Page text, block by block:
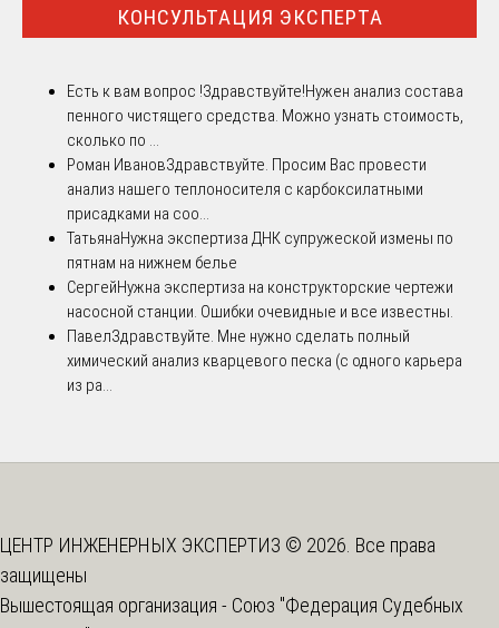
КОНСУЛЬТАЦИЯ ЭКСПЕРТА
Есть к вам вопрос !Здравствуйте!Нужен анализ состава
пенного чистящего средства. Можно узнать стоимость,
сколько по ...
Роман ИвановЗдравствуйте. Просим Вас провести
анализ нашего теплоносителя с карбоксилатными
присадками на соо...
ТатьянаНужна экспертиза ДНК супружеской измены по
пятнам на нижнем белье
СергейНужна экспертиза на конструкторские чертежи
насосной станции. Ошибки очевидные и все известны.
ПавелЗдравствуйте. Мне нужно сделать полный
химический анализ кварцевого песка (с одного карьера
из ра...
ЦЕНТР ИНЖЕНЕРНЫХ ЭКСПЕРТИЗ © 2026. Все права
защищены
Вышестоящая организация - Союз "Федерация Судебных